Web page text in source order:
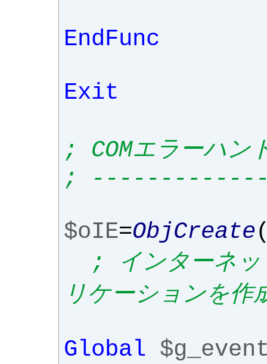
EndFunc
Exit
; COMエラーハン
;
$oIE=ObjCreate
; インターネッ
リケーションを作
Global